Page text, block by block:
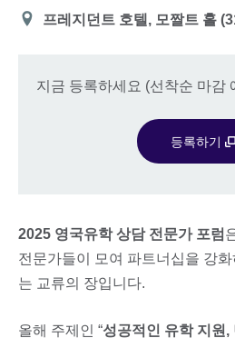
장
프레지던트 호텔, 모짤트 홀
지금 등록하세요 (선착순 마감
등록하기
2025 영국유학 상담 전문가 포럼
전문가들이 모여 파트너십을 강
는 교류의 장입니다.
올해 주제인 “성공적인 유학 지원